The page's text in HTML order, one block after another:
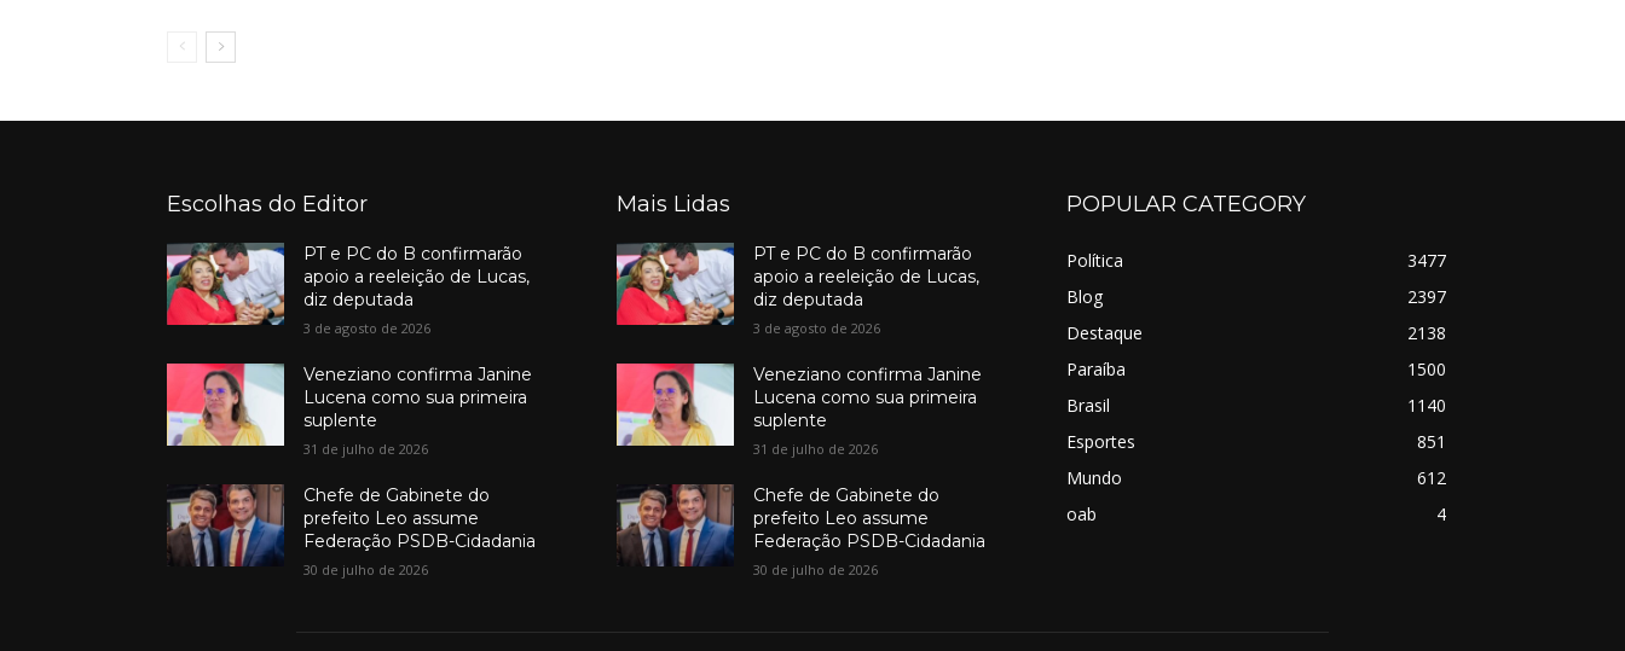
Escolhas do Editor
PT e PC do B confirmarão
apoio a reeleição de Lucas,
diz deputada
3 de agosto de 2026
Veneziano confirma Janine
Lucena como sua primeira
suplente
31 de julho de 2026
Chefe de Gabinete do
prefeito Leo assume
Federação PSDB-Cidadania
30 de julho de 2026
Mais Lidas
PT e PC do B confirmarão
apoio a reeleição de Lucas,
diz deputada
3 de agosto de 2026
Veneziano confirma Janine
Lucena como sua primeira
suplente
31 de julho de 2026
Chefe de Gabinete do
prefeito Leo assume
Federação PSDB-Cidadania
30 de julho de 2026
POPULAR CATEGORY
Política
3477
Blog
2397
Destaque
2138
Paraíba
1500
Brasil
1140
Esportes
851
Mundo
612
oab
4